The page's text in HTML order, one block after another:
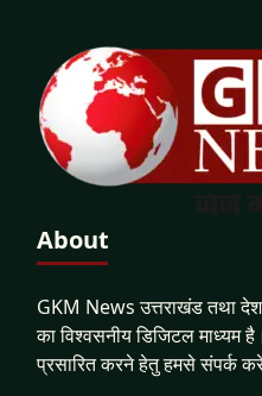
About
GKM News उत्तराखंड तथा
का विश्वसनीय डिजिटल माध्यम
प्रसारित करने हेतु हमसे संपर्क